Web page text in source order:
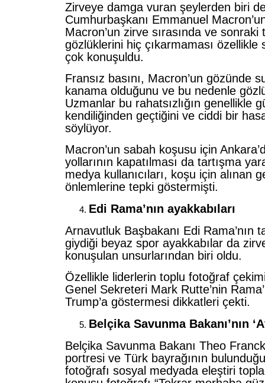
Zirveye damga vuran şeylerden biri
Cumhurbaşkanı Emmanuel
Macron’un zirve sırasında ve sonraki
gözlüklerini hiç çıkarmaması özellikle
çok konuşuldu.
Fransız basını, Macron’un gözünde
kanama olduğunu ve bu nedenle
Uzmanlar bu rahatsızlığın genellikle
kendiliğinden geçtiğini ve ciddi bir
söylüyor.
Macron’un sabah koşusu için
yollarının kapatılması da tartışma
medya kullanıcıları, koşu için alınan
önlemlerine tepki göstermişti.
Edi Rama’nın ayakkabıları
Arnavutluk Başbakanı Edi Rama’nın
giydiği beyaz spor ayakkabılar da
konuşulan unsurlarından biri oldu.
Özellikle liderlerin toplu fotoğraf
Genel Sekreteri Mark Rutte’nin
Trump’a göstermesi dikkatleri çekti.
Belçika Savunma Bakanı’nın
Belçika Savunma Bakanı Theo
portresi ve Türk bayrağının
fotoğrafı sosyal medyada eleştiri